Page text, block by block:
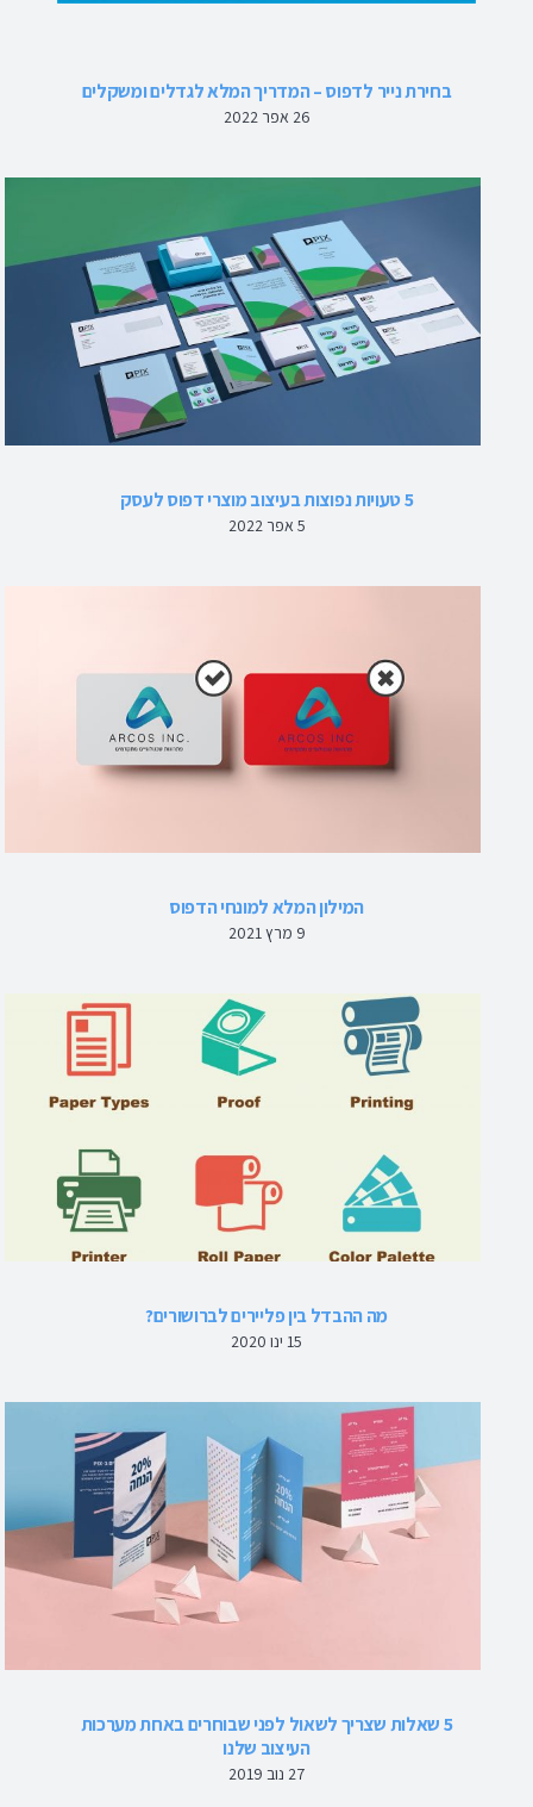
בחירת נייר לדפוס – המדריך המלא לגדלים ומשקלים
26 אפר 2022
5 טעויות נפוצות בעיצוב מוצרי דפוס לעסק
5 אפר 2022
המילון המלא למונחי הדפוס
9 מרץ 2021
מה ההבדל בין פליירים לברושורים?
15 ינו 2020
5 שאלות שצריך לשאול לפני שבוחרים באחת מערכות
העיצוב שלנו
27 נוב 2019